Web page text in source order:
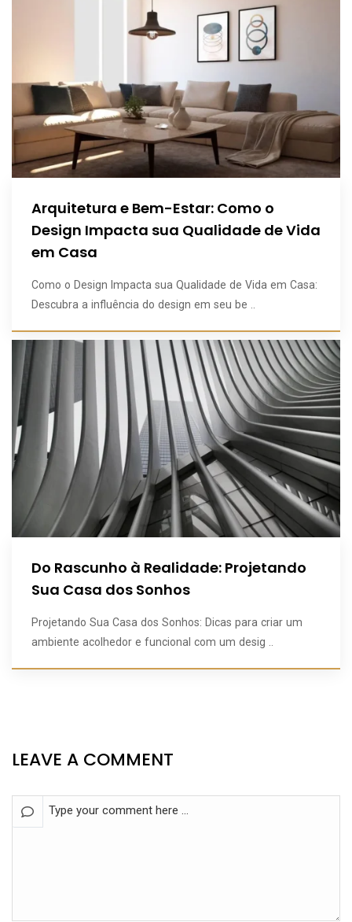
Arquitetura e Bem-Estar: Como o
Design Impacta sua Qualidade de Vida
em Casa
Como o Design Impacta sua Qualidade de Vida em Casa:
Descubra a influência do design em seu be ..
Do Rascunho à Realidade: Projetando
Sua Casa dos Sonhos
Projetando Sua Casa dos Sonhos: Dicas para criar um
ambiente acolhedor e funcional com um desig ..
LEAVE A COMMENT